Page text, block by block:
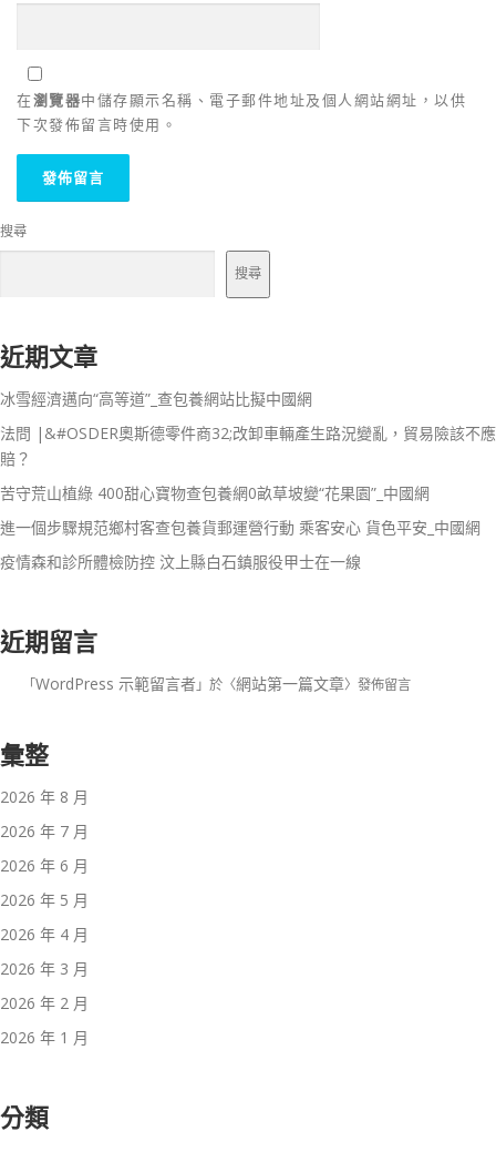
在瀏覽器中儲存顯示名稱、電子郵件地址及個人網站網址，以供
下次發佈留言時使用。
搜尋
搜尋
近期文章
冰雪經濟邁向“高等道”_查包養網站比擬中國網
法問 |&#OSDER奧斯德零件商32;改卸車輛產生路況變亂，貿易險該不應
賠？
苦守荒山植綠 400甜心寶物查包養網0畝草坡變“花果園”_中國網
進一個步驟規范鄉村客查包養貨郵運營行動 乘客安心 貨色平安_中國網
疫情森和診所體檢防控 汶上縣白石鎮服役甲士在一線
近期留言
「WordPress 示範留言者」於〈網站第一篇文章〉發佈留言
彙整
2026 年 8 月
2026 年 7 月
2026 年 6 月
2026 年 5 月
2026 年 4 月
2026 年 3 月
2026 年 2 月
2026 年 1 月
分類